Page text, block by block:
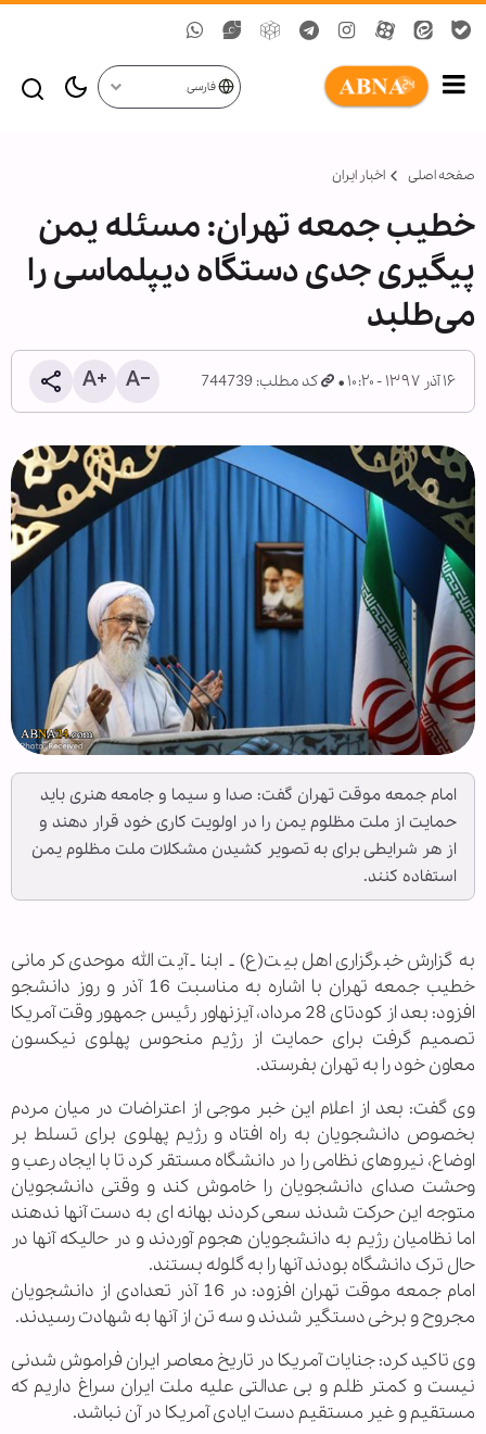
فارسی
صفحه اصلی اخبار ایران
خطیب جمعه تهران: مسئله یمن
پیگیری جدی دستگاه دیپلماسی را
می‌طلبد
۱۶ آذر ۱۳۹۷ - ۱۰:۲۰ کد مطلب: 744739
امام جمعه موقت تهران گفت: صدا و سیما و جامعه هنری باید
حمایت از ملت مظلوم یمن را در اولویت کاری خود قرار دهند و
از هر شرایطی برای به تصویر کشیدن مشکلات ملت مظلوم یمن
استفاده کنند.
به گزارش خبرگزاری اهل‌بیت(ع) ـ ابنا ـ آیت الله موحدی کرمانی
خطیب جمعه تهران با اشاره به مناسبت 16 آذر و روز دانشجو
افزود: بعد از کودتای 28 مرداد، آیزنهاور رئیس جمهور وقت آمریکا
تصمیم گرفت برای حمایت از رژیم منحوس پهلوی نیکسون
معاون خود را به تهران بفرستد.
وی گفت: بعد از اعلام این خبر موجی از اعتراضات در میان مردم
بخصوص دانشجویان به راه افتاد و رژیم پهلوی برای تسلط بر
اوضاع، نیروهای نظامی را در دانشگاه مستقر کرد تا با ایجاد رعب و
وحشت صدای دانشجویان را خاموش کند و وقتی دانشجویان
متوجه این حرکت شدند سعی کردند بهانه ای به دست آنها ندهند
اما نظامیان رژیم به دانشجویان هجوم آوردند و در حالیکه آنها در
حال ترک دانشگاه بودند آنها را به گلوله بستند.
امام جمعه موقت تهران افزود: در 16 آذر تعدادی از دانشجویان
مجروح و برخی دستگیر شدند و سه تن از آنها به شهادت رسیدند.
وی تاکید کرد: جنایات آمریکا در تاریخ معاصر ایران فراموش شدنی
نیست و کمتر ظلم و بی عدالتی علیه ملت ایران سراغ داریم که
مستقیم و غیر مستقیم دست ایادی آمریکا در آن نباشد.